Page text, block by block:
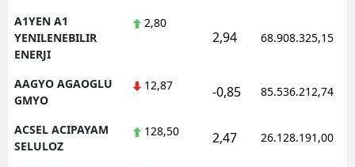
A1YEN A1
YENILENEBILIR
ENERJI
2,80
2,94 68.908.325,15
AAGYO AGAOGLU
GMYO
12,87 -0,85 85.536.212,74
ACSEL ACIPAYAM
SELULOZ
128,50 2,47 26.128.191,00